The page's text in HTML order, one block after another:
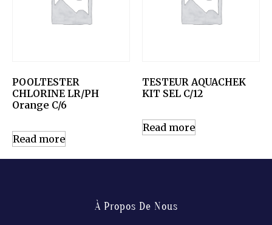
POOLTESTER
CHLORINE LR/PH
Orange C/6
Read more
TESTEUR AQUACHEK
KIT SEL C/12
Read more
À Propos De Nous